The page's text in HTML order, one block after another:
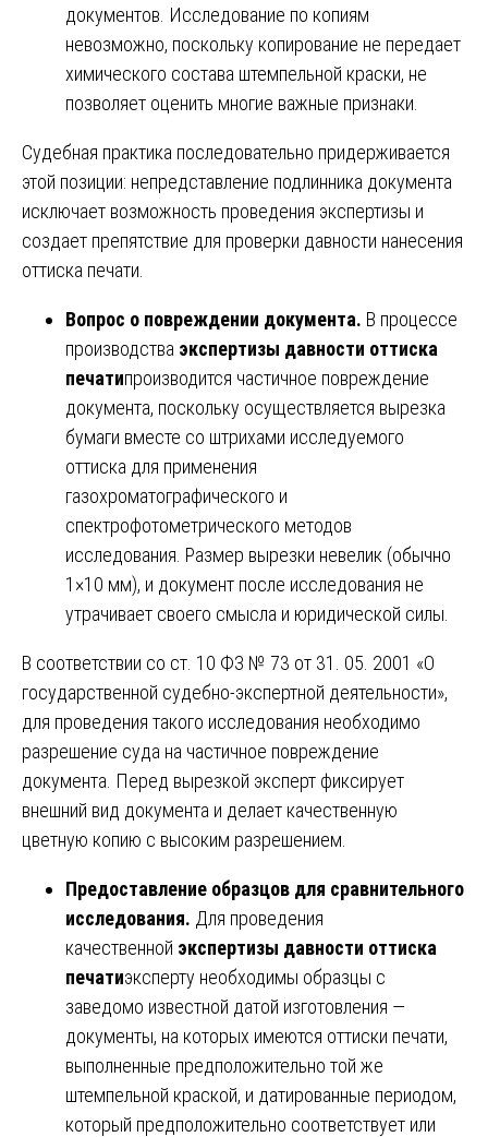
документов. Исследование по копиям
невозможно, поскольку копирование не передает
химического состава штемпельной краски, не
позволяет оценить многие важные признаки.
Судебная практика последовательно придерживается
этой позиции: непредставление подлинника документа
исключает возможность проведения экспертизы и
создает препятствие для проверки давности нанесения
оттиска печати.
Вопрос о повреждении документа. В процессе
производства экспертизы давности оттиска
печатипроизводится частичное повреждение
документа, поскольку осуществляется вырезка
бумаги вместе со штрихами исследуемого
оттиска для применения
газохроматографического и
спектрофотометрического методов
исследования. Размер вырезки невелик (обычно
1×10 мм), и документ после исследования не
утрачивает своего смысла и юридической силы.
В соответствии со ст. 10 ФЗ № 73 от 31. 05. 2001 «О
государственной судебно-экспертной деятельности»,
для проведения такого исследования необходимо
разрешение суда на частичное повреждение
документа. Перед вырезкой эксперт фиксирует
внешний вид документа и делает качественную
цветную копию с высоким разрешением.
Предоставление образцов для сравнительного
исследования. Для проведения
качественной экспертизы давности оттиска
печатиэксперту необходимы образцы с
заведомо известной датой изготовления —
документы, на которых имеются оттиски печати,
выполненные предположительно той же
штемпельной краской, и датированные периодом,
который предположительно соответствует или